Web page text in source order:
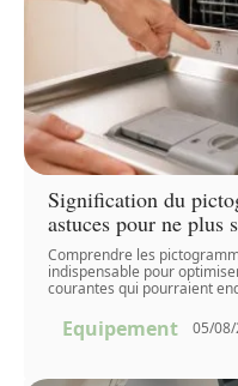
Signification du
astuces pour ne plus
Comprendre les
indispensable pour
courantes qui pourraient
Equipement 05/